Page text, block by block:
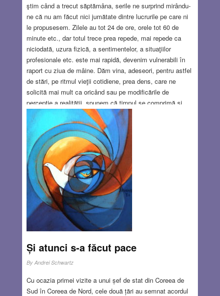
ştim când a trecut săptămâna, serile ne surprind mirându-
ne că nu am făcut nici jumătate dintre lucrurile pe care ni
le propusesem. Zilele au tot 24 de ore, orele tot 60 de
minute etc., dar totul trece prea repede, mai repede ca
niciodată, uzura fizică, a sentimentelor, a situaţiilor
profesionale etc. este mai rapidă, devenim vulnerabili în
raport cu ziua de mâine. Dăm vina, adeseori, pentru astfel
de stări, pe ritmul vieţii cotidiene, prea dens, care ne
solicită mai mult ca oricând sau pe modificările de
percepţie a realităţii, spunem că timpul se comprimă şi
credem că este vorba de un mod de evaluare subiectiv,
într-o epocă în care mijloacele de comunicaţie fac ca
procesul acţiune vs. reacţiune să fie aproape instantaneu.
Cui nu i s-a întâmplat să evoce o întâmplare ca şi cum a
avut loc ieri şi să constate că au trecut săptămâni sau
poate chiar luni de atunci.
Read more…
OCT 25, 2018
Și atunci s-a făcut pace
By Andrei Schwartz
Cu ocazia primei vizite a unui șef de stat din Coreea de
Sud în Coreea de Nord, cele două țări au semnat acordul